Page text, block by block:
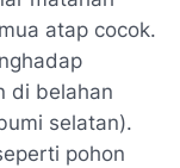
atap cocok.
di belahan
selatan).
pohon